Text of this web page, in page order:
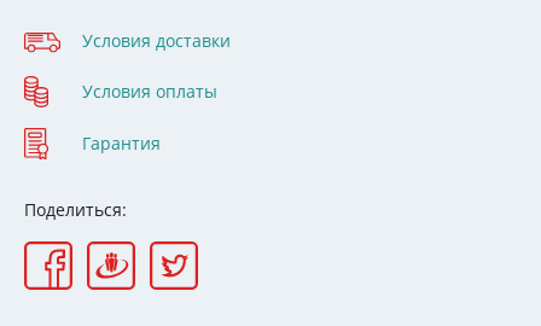
Условия доставки
Условия оплаты
Гарантия
Поделиться: